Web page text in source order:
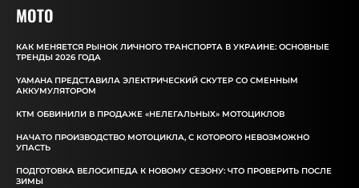
MOTO
КАК МЕНЯЕТСЯ РЫНОК ЛИЧНОГО ТРАНСПОРТА В УКРАИНЕ: ОСНОВНЫЕ
ТРЕНДЫ 2026 ГОДА
YAMAHA ПРЕДСТАВИЛА ЭЛЕКТРИЧЕСКИЙ СКУТЕР СО СМЕННЫМ
АККУМУЛЯТОРОМ
КТМ ОБВИНИЛИ В ПРОДАЖЕ «НЕЛЕГАЛЬНЫХ» МОТОЦИКЛОВ
НАЧАТО ПРОИЗВОДСТВО МОТОЦИКЛА, С КОТОРОГО НЕВОЗМОЖНО
УПАСТЬ
ПОДГОТОВКА ВЕЛОСИПЕДА К НОВОМУ СЕЗОНУ: ЧТО ПРОВЕРИТЬ ПОСЛЕ
ЗИМЫ